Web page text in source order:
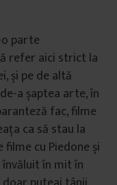
parte
refer aici strict la
și pe de altă
a șaptea arte, în
fac, filme
ca să stau la
filme cu Piedone și
în mit în